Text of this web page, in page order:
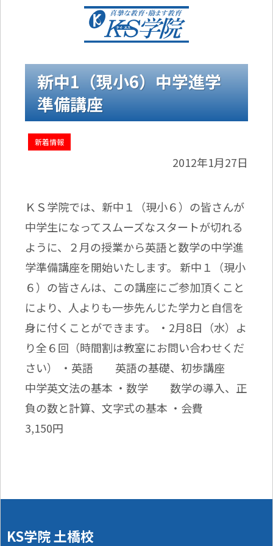
新中1（現小6）中学進学
準備講座
新着情報
2012年1月27日
ＫＳ学院では、新中１（現小６）の皆さんが
中学生になってスムーズなスタートが切れる
ように、２月の授業から英語と数学の中学進
学準備講座を開始いたします。 新中１（現小
６）の皆さんは、この講座にご参加頂くこと
により、人よりも一歩先んじた学力と自信を
身に付くことができます。 ・2月8日（水）よ
り全６回（時間割は教室にお問い合わせくだ
さい） ・英語 英語の基礎、初歩講座
中学英文法の基本 ・数学 数学の導入、正
負の数と計算、文字式の基本 ・会費
3,150円
KS学院 土橋校